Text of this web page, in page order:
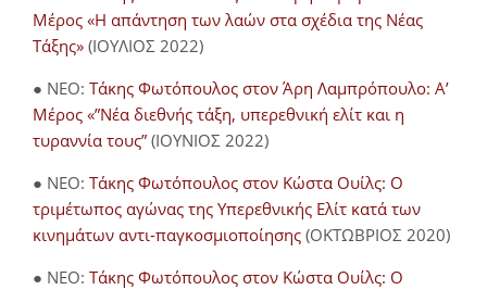
Μέρος «Η απάντηση των λαών στα σχέδια της Νέας
Τάξης» (ΙΟΥΛΙΟΣ 2022)
● NEO: Τάκης Φωτόπουλος στον Άρη Λαμπρόπουλο: Α’
Μέρος «”Νέα διεθνής τάξη, υπερεθνική ελίτ και η
τυραννία τους” (ΙΟΥΝΙΟΣ 2022)
● NEO: Τάκης Φωτόπουλος στον Κώστα Ουίλς: Ο
τριμέτωπος αγώνας της Υπερεθνικής Ελίτ κατά των
κινημάτων αντι-παγκοσμιοποίησης (ΟΚΤΩΒΡΙΟΣ 2020)
● NEO: Τάκης Φωτόπουλος στον Κώστα Ουίλς: Ο